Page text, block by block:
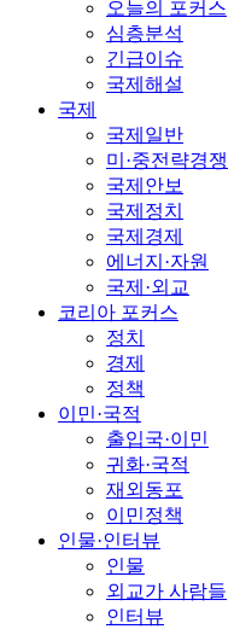
오늘의 포커스
심층분석
긴급이슈
국제해설
국제
국제일반
미·중전략경쟁
국제안보
국제정치
국제경제
에너지·자원
국제·외교
코리아 포커스
정치
경제
정책
이민·국적
출입국·이민
귀화·국적
재외동포
이민정책
인물·인터뷰
인물
외교가 사람들
인터뷰